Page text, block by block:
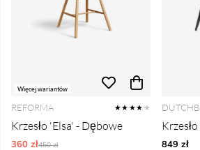
Więcej wariantów
REFORMA ★★★★ ★
Krzesło 'Elsa' - Dębowe
360 złOrdynarne ceny:
450 zł 849 zł